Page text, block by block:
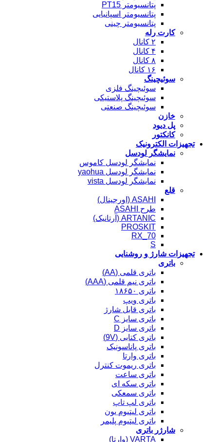
پتانسیومتر PT15
پتانسیومتر اسپانیایی
پتانسیومتر چینی
کارت رله
۲ کانال
۴ کانال
۸ کانال
۱۶ کانال
سوئیچینگ
سوئیچینگ فلزی
سوئیچینگ پلاستیکی
سوئیچینگ صنعتی
خازن
پل دیود
کانکتور
تجهیزات الکترونیک
نمایشگر لودسل
نمایشگر لودسل کاموس
نمایشگر لودسل yaohua
نمایشگر لودسل vista
قلع
ASAHI (اورجینال)
طرح ASAHI
ARTANIC (آرتانیک)
PROSKIT
RX_70
S
تجهیزات شارژ و روشنایی
باتری
باتری قلمی (AA)
باتری نیم قلمی (AAA)
باتری ۱۸۶۵۰
باتری ویپ
باتری قابل شارژ
باتری سایز C
باتری سایز D
باتری کتابی (9V)
باتری پاناسونیک
باتری وارتا
باتری ریموت کنترل
باتری ساعت
باتری سکه ای
باتری سمعکی
باتری لپ تاپ
باتری لیتیوم یون
باتری لیتیوم پلیمر
شارژر باتری
VARTA (وارتا)